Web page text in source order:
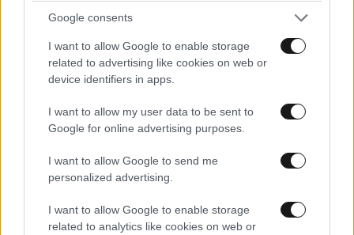
Google consents
I want to allow Google to enable storage
related to advertising like cookies on web or
device identifiers in apps.
I want to allow my user data to be sent to
Google for online advertising purposes.
I want to allow Google to send me
personalized advertising.
I want to allow Google to enable storage
related to analytics like cookies on web or
Νία Βαρντάλος – Σπύρος Κατσαγάνης: Μια
σχέση που θυμίζει σενάριο ταινίας και μετρά